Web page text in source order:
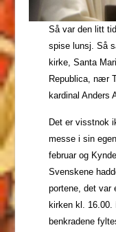
Så var den litt
spise lunsj. Så
kirke, Santa
Republica, nær
kardinal Anders
Det er visstnok
messe i sin
februar og
Svenskene
portene, det var
kirken kl. 16.00.
benkradene